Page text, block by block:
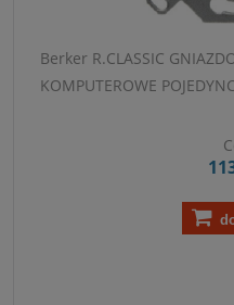
Berker R.CLASSIC
KOMPUTEROWE